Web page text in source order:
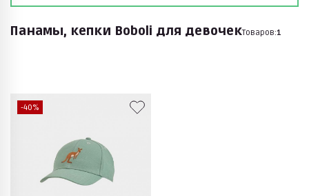
Панамы, кепки Boboli для девочекТоваров:1
-40%